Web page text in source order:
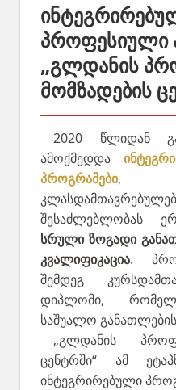
პროფესიული
„გლდანის
მომზადების
2020 წლიდან
ამოქმედდა
პროგრამები,
შესაძლებლობას
სრული ზოგადი
კვალიფიკაცია.
შემდეგ
დიპლომი,
საშუალო
„გლდანის
ცენტრში“ ამ
ინტეგრირებული